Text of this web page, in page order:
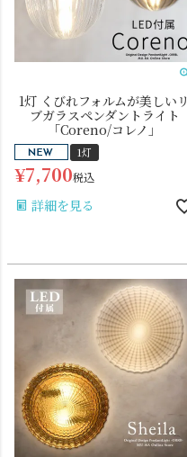
シーリングライト
1灯 くびれフォルムが美しいリ
ブガラスペンダントライト
「Coreno/コレノ」
1灯
¥7,700税込
詳細を見る